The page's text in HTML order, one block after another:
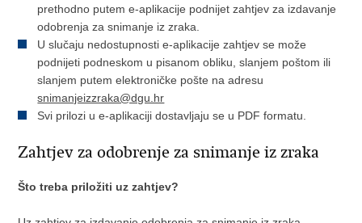
prethodno putem e-aplikacije podnijet zahtjev za izdavanje
odobrenja za snimanje iz zraka.
U slučaju nedostupnosti e-aplikacije zahtjev se može
podnijeti podneskom u pisanom obliku, slanjem poštom ili
slanjem putem elektroničke pošte na adresu
snimanjeizzraka@dgu.hr
Svi prilozi u e-aplikaciji dostavljaju se u PDF formatu.
Zahtjev za odobrenje za snimanje iz zraka
Što treba priložiti uz zahtjev?